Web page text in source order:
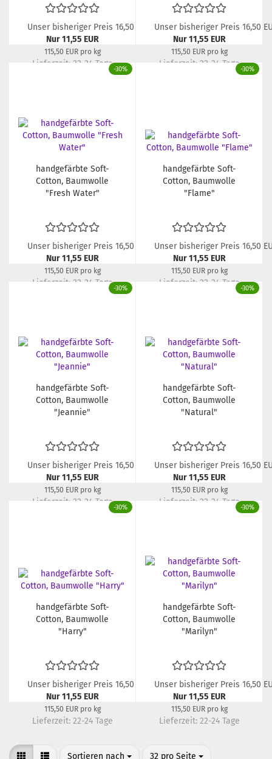
Unser bisheriger Preis 16,50 EUR
Nur 11,55 EUR
115,50 EUR pro kg
Lieferzeit: 22-24 Tage
Unser bisheriger Preis 16,50
Nur 11,55 EUR
115,50 EUR pro kg
Lieferzeit: 22-24 Tage
-30%
handgefärbte Soft-
Cotton, Baumwolle
"Fresh Water"
Unser bisheriger Preis 16,50 EUR
Nur 11,55 EUR
115,50 EUR pro kg
Lieferzeit: 22-24 Tage
-30%
handgefärbte Soft-
Cotton, Baumwolle
"Flame"
Unser bisheriger Preis 16,50
Nur 11,55 EUR
115,50 EUR pro kg
Lieferzeit: 22-24 Tage
-30%
handgefärbte Soft-
Cotton, Baumwolle
"Jeannie"
Unser bisheriger Preis 16,50 EUR
Nur 11,55 EUR
115,50 EUR pro kg
Lieferzeit: 22-24 Tage
-30%
handgefärbte Soft-
Cotton, Baumwolle
"Natural"
Unser bisheriger Preis 16,50
Nur 11,55 EUR
115,50 EUR pro kg
Lieferzeit: 22-24 Tage
-30%
handgefärbte Soft-
Cotton, Baumwolle
"Harry"
Unser bisheriger Preis 16,50 EUR
Nur 11,55 EUR
115,50 EUR pro kg
Lieferzeit: 22-24 Tage
-30%
handgefärbte Soft-
Cotton, Baumwolle
"Marilyn"
Unser bisheriger Preis 16,50
Nur 11,55 EUR
115,50 EUR pro kg
Lieferzeit: 22-24 Tage
Sortieren nach
Sortieren nach 32 pro Seite
pro Seite